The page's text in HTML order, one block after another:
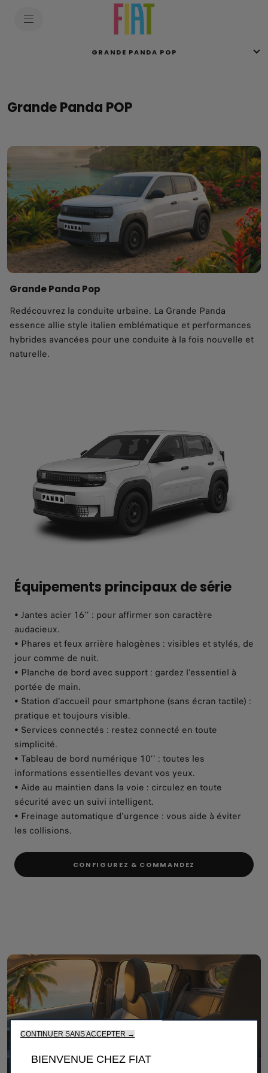
GRANDE PANDA POP
Grande Panda POP
Grande Panda Pop
Redécouvrez la conduite urbaine. La Grande Panda
essence allie style italien emblématique et performances
hybrides avancées pour une conduite à la fois nouvelle et
naturelle.
Équipements principaux de série
• Jantes acier 16’’ : pour affirmer son caractère
audacieux.
• Phares et feux arrière halogènes : visibles et stylés, de
jour comme de nuit.
• Planche de bord avec support : gardez l’essentiel à
portée de main.
• Station d'accueil pour smartphone (sans écran tactile) :
pratique et toujours visible.
• Services connectés : restez connecté en toute
simplicité.
• Tableau de bord numérique 10’’ : toutes les
informations essentielles devant vos yeux.
• Aide au maintien dans la voie : circulez en toute
sécurité avec un suivi intelligent.
• Freinage automatique d'urgence : vous aide à éviter
les collisions.
CONFIGUREZ & COMMANDEZ
CONTINUER SANS ACCEPTER →
BIENVENUE CHEZ FIAT